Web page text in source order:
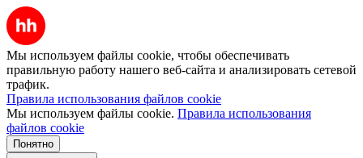
Мы используем файлы cookie, чтобы обеспечивать
правильную работу нашего веб-сайта и анализировать сетевой
трафик.
Правила использования файлов cookie
Мы используем файлы cookie. Правила использования
файлов cookie
Понятно